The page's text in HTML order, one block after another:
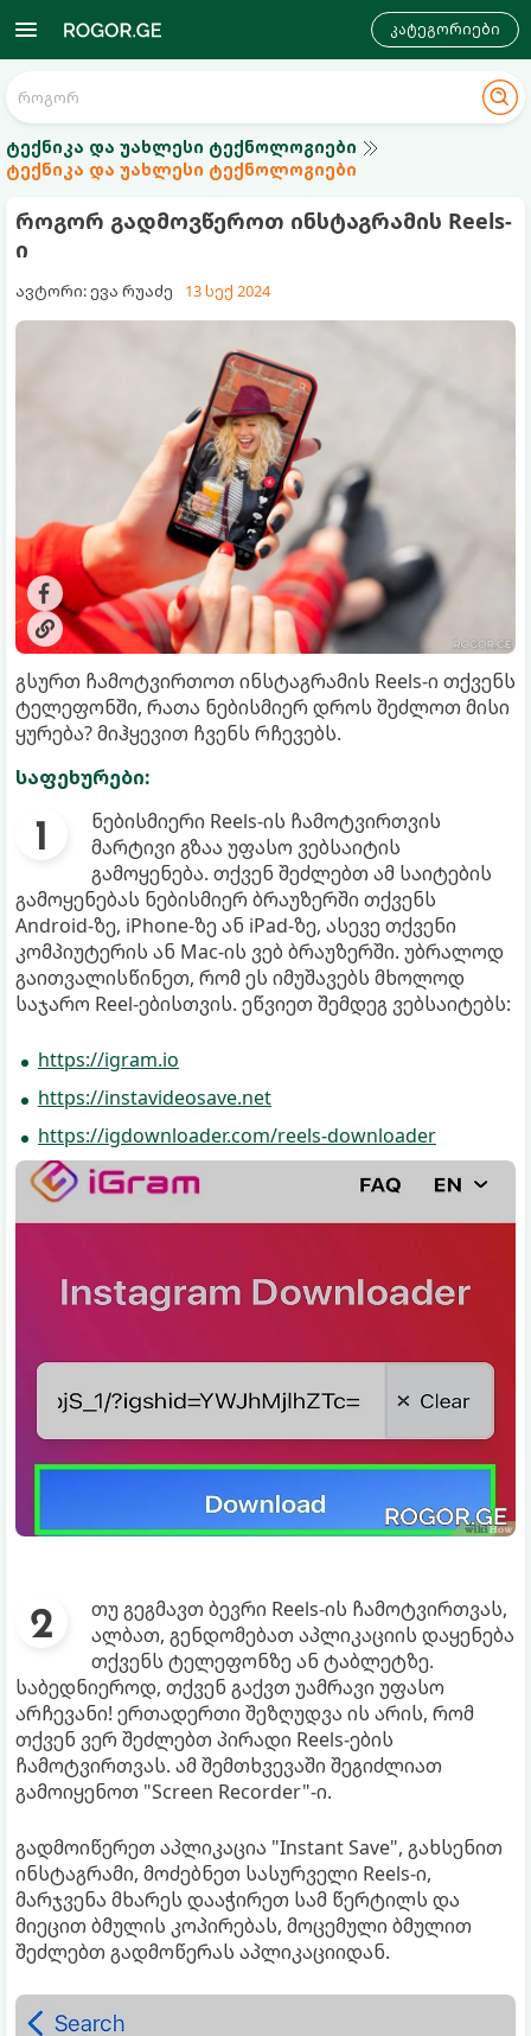
კატეგორიები
ტექნიკა და უახლესი ტექნოლოგიები
ტექნიკა და უახლესი ტექნოლოგიები
როგორ გადმოვწეროთ ინსტაგრამის Reels-
ი
ავტორი: ევა რუაძე 13 სექ 2024
გსურთ ჩამოტვირთოთ ინსტაგრამის Reels-ი თქვენს
ტელეფონში, რათა ნებისმიერ დროს შეძლოთ მისი
ყურება? მიჰყევით ჩვენს რჩევებს.
საფეხურები:
ნებისმიერი Reels-ის ჩამოტვირთვის
მარტივი გზაა უფასო ვებსაიტის
გამოყენება. თქვენ შეძლებთ ამ საიტების
გამოყენებას ნებისმიერ ბრაუზერში თქვენს
Android-ზე, iPhone-ზე ან iPad-ზე, ასევე თქვენი
კომპიუტერის ან Mac-ის ვებ ბრაუზერში. უბრალოდ
გაითვალისწინეთ, რომ ეს იმუშავებს მხოლოდ
საჯარო Reel-ებისთვის. ეწვიეთ შემდეგ ვებსაიტებს:
https://igram.io
https://instavideosave.net
https://igdownloader.com/reels-downloader
თუ გეგმავთ ბევრი Reels-ის ჩამოტვირთვას,
ალბათ, გენდომებათ აპლიკაციის დაყენება
თქვენს ტელეფონზე ან ტაბლეტზე.
საბედნიეროდ, თქვენ გაქვთ უამრავი უფასო
არჩევანი! ერთადერთი შეზღუდვა ის არის, რომ
თქვენ ვერ შეძლებთ პირადი Reels-ების
ჩამოტვირთვას. ამ შემთხვევაში შეგიძლიათ
გამოიყენოთ "Screen Recorder"-ი.
გადმოიწერეთ აპლიკაცია "Instant Save", გახსენით
ინსტაგრამი, მოძებნეთ სასურველი Reels-ი,
მარჯვენა მხარეს დააჭირეთ სამ წერტილს და
მიეცით ბმულის კოპირებას, მოცემული ბმულით
შეძლებთ გადმოწერას აპლიკაციიდან.